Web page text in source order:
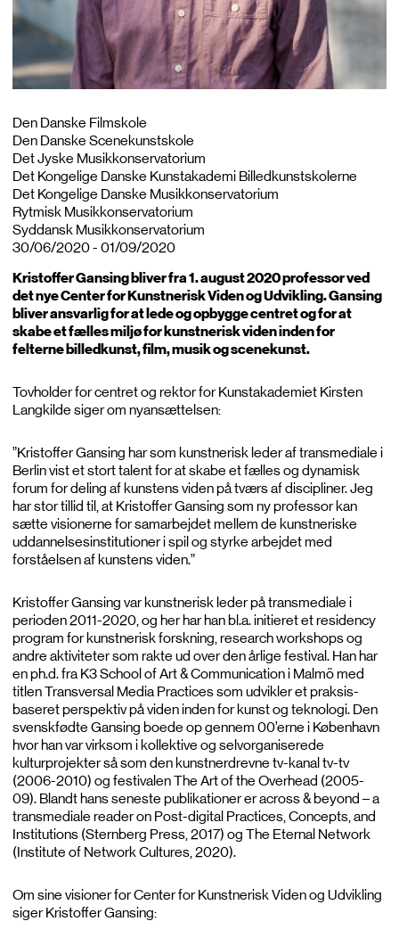
Kristoffer Gansing bliver fra 1. august 2020 professor ved
det nye Center for Kunstnerisk Viden og Udvikling. Gansing
bliver ansvarlig for at lede og opbygge centret og for at
skabe et fælles miljø for kunstnerisk viden inden for
felterne billedkunst, film, musik og scenekunst.
Tovholder for centret og rektor for Kunstakademiet Kirsten
Langkilde siger om nyansættelsen:
”Kristoffer Gansing har som kunstnerisk leder af transmediale i
Berlin vist et stort talent for at skabe et fælles og dynamisk
forum for deling af kunstens viden på tværs af discipliner. Jeg
har stor tillid til, at Kristoffer Gansing som ny professor kan
sætte visionerne for samarbejdet mellem de kunstneriske
uddannelsesinstitutioner i spil og styrke arbejdet med
forståelsen af kunstens viden.”
Kristoffer Gansing var kunstnerisk leder på transmediale i
perioden 2011-2020, og her har han bl.a. initieret et residency
program for kunstnerisk forskning, research workshops og
andre aktiviteter som rakte ud over den årlige festival. Han har
en ph.d. fra K3 School of Art & Communication i Malmö med
titlen Transversal Media Practices som udvikler et praksis-
baseret perspektiv på viden inden for kunst og teknologi. Den
svenskfødte Gansing boede op gennem 00’erne i København
hvor han var virksom i kollektive og selvorganiserede
kulturprojekter så som den kunstnerdrevne tv-kanal tv-tv
(2006-2010) og festivalen The Art of the Overhead (2005-
09). Blandt hans seneste publikationer er across & beyond – a
transmediale reader on Post-digital Practices, Concepts, and
Institutions (Sternberg Press, 2017) og The Eternal Network
(Institute of Network Cultures, 2020).
Om sine visioner for Center for Kunstnerisk Viden og Udvikling
siger Kristoffer Gansing:
Den Danske Filmskole
Den Danske Scenekunstskole
Det Jyske Musikkonservatorium
Det Kongelige Danske Kunstakademi Billedkunstskolerne
Det Kongelige Danske Musikkonservatorium
Rytmisk Musikkonservatorium
Syddansk Musikkonservatorium
30/06/2020 - 01/09/2020